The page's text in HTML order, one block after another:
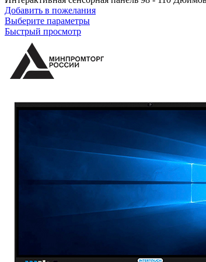
Добавить в пожелания
Выберите параметры
Быстрый просмотр